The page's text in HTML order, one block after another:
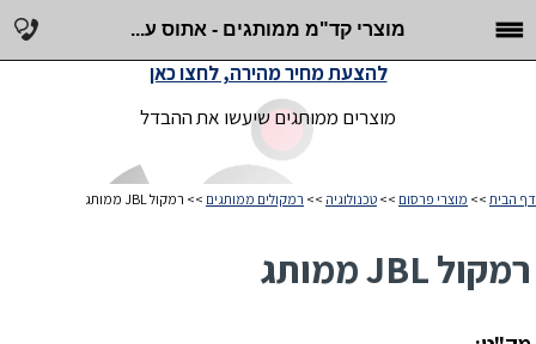
מוצרי קד"מ ממותגים - אתוס ע...
מוצרים ממותגים שיעשו את ההבדל
להצעת מחיר מהירה, לחצו כאן
דף הבית >> מוצרי פרסום >> טכנולוגיה >> רמקולים ממותגים >> רמקול JBL ממותג
רמקול JBL ממותג